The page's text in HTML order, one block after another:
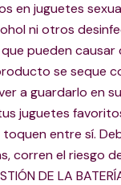
en juguetes
ni otros
pueden causar
se seque
a guardarlo en
juguetes
entre sí.
corren el riesgo
DE LA